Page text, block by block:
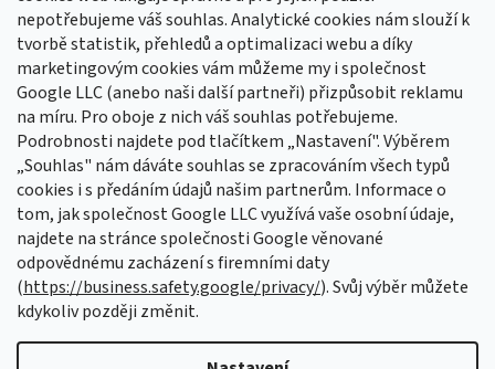
nepotřebujeme váš souhlas. Analytické cookies nám slouží k
tvorbě statistik, přehledů a optimalizaci webu a díky
marketingovým cookies vám můžeme my i společnost
Google LLC (anebo naši další partneři) přizpůsobit reklamu
na míru. Pro oboje z nich váš souhlas potřebujeme.
Podrobnosti najdete pod tlačítkem „Nastavení". Výběrem
„Souhlas" nám dáváte souhlas se zpracováním všech typů
cookies i s předáním údajů našim partnerům. Informace o
tom, jak společnost Google LLC využívá vaše osobní údaje,
najdete na stránce společnosti Google věnované
odpovědnému zacházení s firemními daty
(https://business.safety.google/privacy/). Svůj výběr můžete
kdykoliv později změnit.
Sledovat na Instagramu
Odebírat newsletter
Vložte svůj e-mail a my vám budeme zasílat informace o nových
produktech na našem e-shopu.
E-mail
Vložením e-mailu souhlasíte s podmínkami ochrany osobních údajů